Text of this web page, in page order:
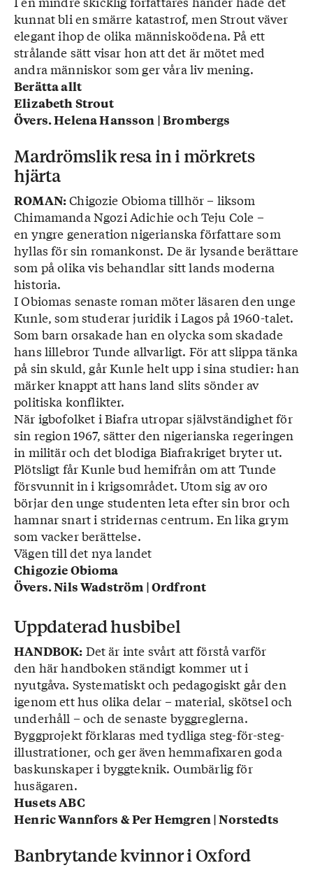
kunnat bli en smärre katastrof, men Strout väver
elegant ihop de olika människoödena. På ett
strålande sätt visar hon att det är mötet med
andra människor som ger våra liv mening.
Berätta allt
Elizabeth Strout
Övers. Helena Hansson | Brombergs
Mardrömslik resa in i mörkrets
hjärta
ROMAN:Chigozie Obioma tillhör – liksom
Chimamanda Ngozi Adichie och Teju Cole –
en yngre generation nigerianska författare som
hyllas för sin romankonst. De är lysande berättare
som på olika vis behandlar sitt lands moderna
historia.
I Obiomas senaste roman möter läsaren den unge
Kunle, som studerar juridik i Lagos på 1960-talet.
Som barn orsakade han en olycka som skadade
hans lillebror Tunde allvarligt. För att slippa tänka
på sin skuld, går Kunle helt upp i sina studier: han
märker knappt att hans land slits sönder av
politiska konflikter.
När igbofolket i Biafra utropar självständighet för
sin region 1967, sätter den nigerianska regeringen
in militär och det blodiga Biafrakriget bryter ut.
Plötsligt får Kunle bud hemifrån om att Tunde
försvunnit in i krigs­området. Utom sig av oro
börjar den unge studenten leta efter sin bror och
hamnar snart i stridernas centrum. En lika grym
som vacker berättelse.
Vägen till det nya landet
Chigozie Obioma
Övers. Nils Wadström | Ordfront
Uppdaterad husbibel
HANDBOK: Det är inte svårt att förstå varför
den här handboken ständigt kommer ut i
nyutgåva. Systematiskt och pedagogiskt går den
igenom ett hus olika delar – material, skötsel och
underhåll – och de senaste byggreglerna.
Byggprojekt förklaras med tydliga steg-för-steg-
illustrationer, och ger även hemmafixaren goda
baskunskaper i byggteknik. Oumbärlig för
husägaren.
Husets ABC
Henric Wannfors & Per Hemgren | Norstedts
Banbrytande kvinnor i Oxford